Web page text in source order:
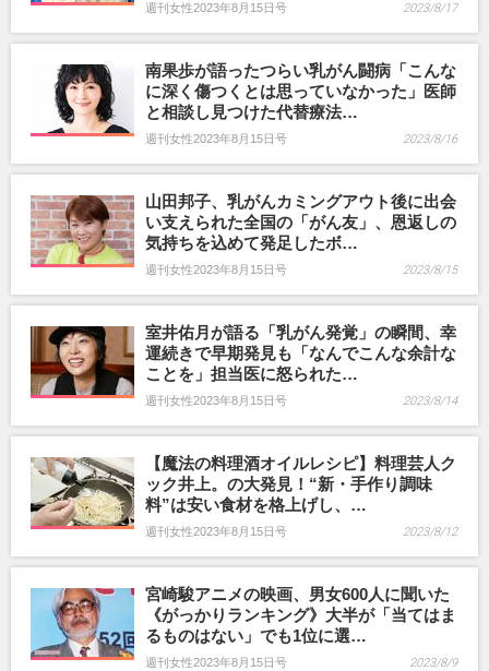
週刊女性2023年8月15日号 2023/8/17
南果歩が語ったつらい乳がん闘病「こんな
に深く傷つくとは思っていなかった」医師
と相談し見つけた代替療法…
週刊女性2023年8月15日号 2023/8/16
山田邦子、乳がんカミングアウト後に出会
い支えられた全国の「がん友」、恩返しの
気持ちを込めて発足したボ…
週刊女性2023年8月15日号 2023/8/15
室井佑月が語る「乳がん発覚」の瞬間、幸
運続きで早期発見も「なんでこんな余計な
ことを」担当医に怒られた…
週刊女性2023年8月15日号 2023/8/14
【魔法の料理酒オイルレシピ】料理芸人ク
ック井上。の大発見！“新・手作り調味
料”は安い食材を格上げし、…
週刊女性2023年8月15日号 2023/8/12
宮崎駿アニメの映画、男女600人に聞いた
《がっかりランキング》大半が「当てはま
るものはない」でも1位に選…
週刊女性2023年8月15日号 2023/8/9